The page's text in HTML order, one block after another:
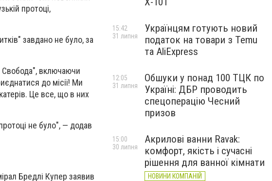
протоці,
завдано не було, за
Свобода", включаючи
до місії! Ми
Це все, що в них
не було", — додав
Бредлі Купер заявив
Українцям готують новий
податок на товари з Temu
та AliExpress
15:42
31 липня
Обшуки у понад 100 ТЦК по
Україні: ДБР проводить
спецоперацію Чесний
призов
12:05
31 липня
Акрилові ванни Ravak:
комфорт, якість і сучасні
рішення для ванної кімнати
НОВИНИ КОМПАНІЙ
15:00
30 липня